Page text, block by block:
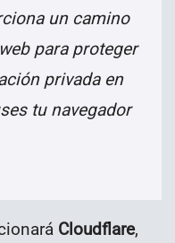
un camino
para proteger
privada en
tu navegador
Cloudflare,